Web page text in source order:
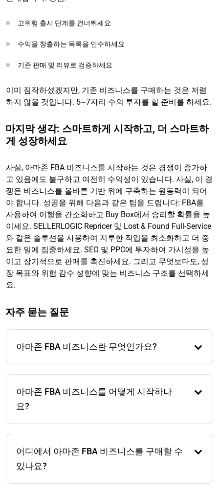
고위험 출시 단계를 건너뛰세요
수익을 창출하는 목록을 인수하세요
기존 판매 및 리뷰로 검증하세요
이미 짐작하셨겠지만, 기존 비즈니스를 구매하는 것은 저렴
하지 않을 것입니다. 5~7자리 수의 투자를 할 준비를 하세요.
마지막 생각: 스마트하게 시작하고, 더 스마트하
게 성장하세요
사실, 아마존 FBA 비즈니스를 시작하는 것은 경쟁이 증가하
고 있음에도 불구하고 여전히 수익성이 있습니다. 사실, 이 경
쟁은 비즈니스를 올바른 기반 위에 구축하는 원동력이 되어
야 합니다. 성공을 위해 다음과 같은 팁을 드립니다: FBA를
사용하여 이행을 간소화하고 Buy Box에서 승리할 확률을 높
이세요. SELLERLOGIC Repricer 및 Lost & Found Full-Service
와 같은 솔루션을 사용하여 지루한 작업을 최소화하고 더 중
요한 일에 집중하세요. SEO 및 PPC에 투자하여 가시성을 높
이고 장기적으로 판매를 촉진하세요. 그리고 무엇보다도, 성
장 목표와 위험 감수 성향에 맞는 비즈니스 구조를 선택하세
요.
자주 묻는 질문
아마존 FBA 비즈니스란 무엇인가요?
리합니다. 재고를 아마존의 창고로 보내면 아마존이 주
문을 이행합니다. 이는 손쉬운 방식으로 확장할 수 있
아마존 FBA 비즈니스를 어떻게 시작하나
요?
명확한 차별성이 있는 제품이어야 합니다. 신뢰할 수
있는 공급업체에서 제품을 조달하고 아마존에서 전문
어디에서 아마존 FBA 비즈니스를 구매할 수
있나요?